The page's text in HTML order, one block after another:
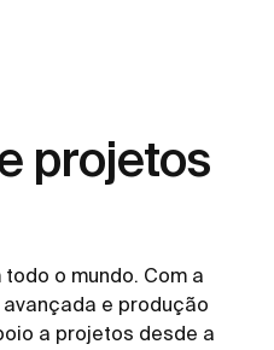
projetos
o mundo. Com a
e produção
a projetos desde a